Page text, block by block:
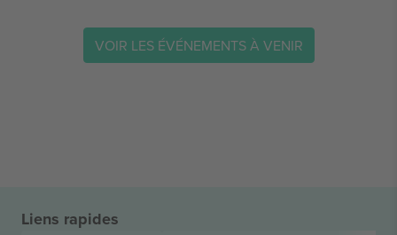
VOIR LES ÉVÉNEMENTS À VENIR
Liens rapides